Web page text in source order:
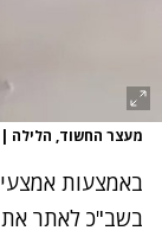
מעצר החשוד, הלילה |
באמצעות
בשב"כ לאתר